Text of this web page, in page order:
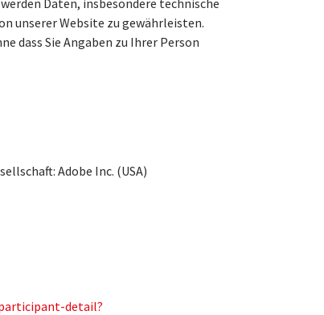
Daten, insbesondere technische
unserer Website zu gewährleisten.
dass Sie Angaben zu Ihrer Person
Adobe Inc. (USA)
detail?